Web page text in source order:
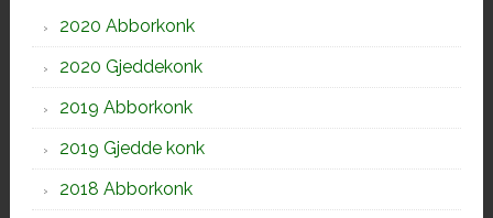
2020 Abborkonk
2020 Gjeddekonk
2019 Abborkonk
2019 Gjedde konk
2018 Abborkonk